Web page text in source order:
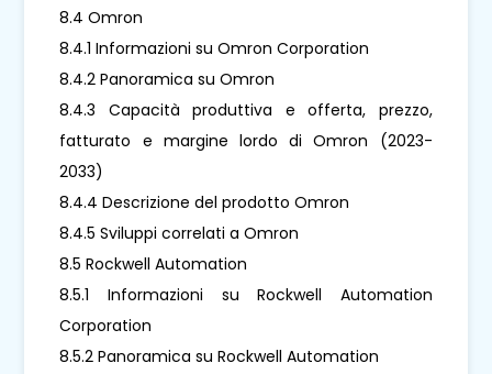
8.4 Omron
8.4.1 Informazioni su Omron Corporation
8.4.2 Panoramica su Omron
8.4.3 Capacità produttiva e offerta, prezzo,
fatturato e margine lordo di Omron (2023-
2033)
8.4.4 Descrizione del prodotto Omron
8.4.5 Sviluppi correlati a Omron
8.5 Rockwell Automation
8.5.1 Informazioni su Rockwell Automation
Corporation
8.5.2 Panoramica su Rockwell Automation